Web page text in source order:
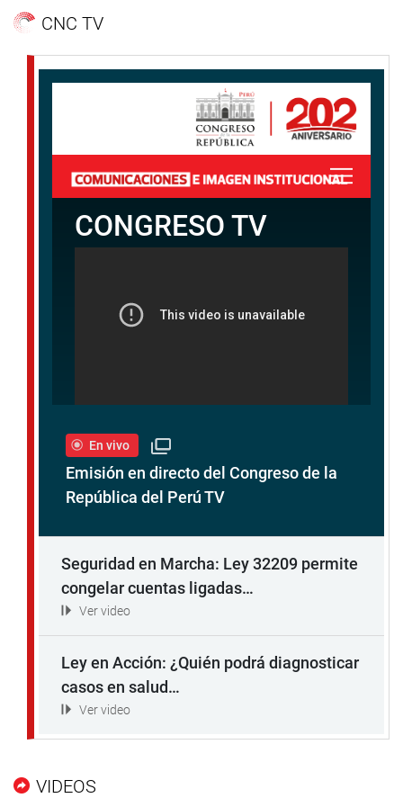
CNC TV
En vivo
Emisión en directo del Congreso de la
República del Perú TV
Seguridad en Marcha: Ley 32209 permite
congelar cuentas ligadas…
Ver video
Ley en Acción: ¿Quién podrá diagnosticar
casos en salud…
Ver video
VIDEOS